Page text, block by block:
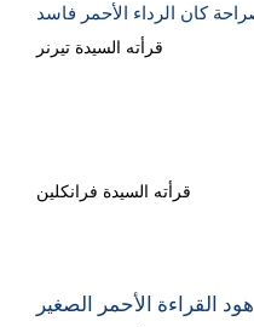
قرأته السيدة تيرنر
قرأته السيدة فرانكلين
هود القراءة الأحمر الصغير